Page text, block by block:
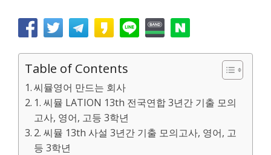
Table of Contents
씨뮬영어 만드는 회사
1. 씨뮬 LATION 13th 전국연합 3년간 기출 모의
고사, 영어, 고등 3학년
2. 씨뮬 13th 사설 3년간 기출 모의고사, 영어, 고
등 3학년